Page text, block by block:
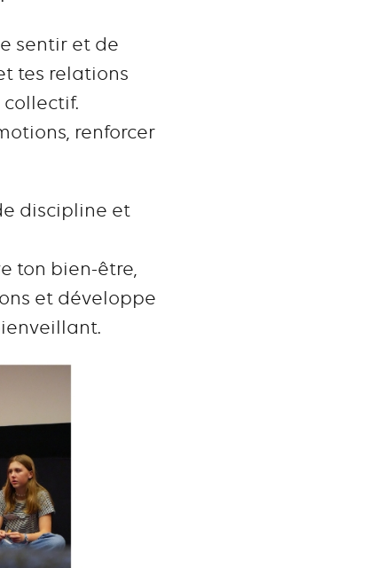
sentir et de
tes relations
collectif.
renforcer
discipline et
ton bien-être,
et développe